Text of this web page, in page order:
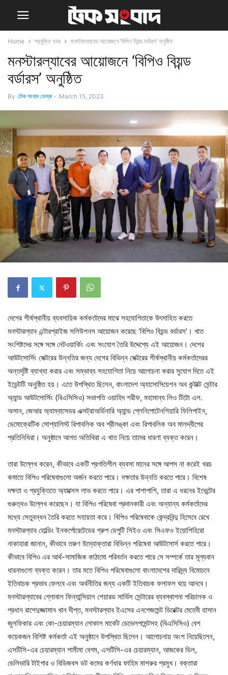
Home প্রযুক্তি খবর মনস্টারল্যাবের আয়োজনে ‘বিপিও বিয়ন্ড বর্ডারস’ অনুষ্ঠিত
মনস্টারল্যাবের আয়োজনে ‘বিপিও বিয়ন্ড
বর্ডারস’ অনুষ্ঠিত
By টেক সংবাদ ডেস্ক - March 15, 2023
দেশের শীর্ষস্থানীয় ব্যবসায়িক কর্মকর্তাদের মাঝে সহযোগিতাকে উৎসাহিত করতে
মনস্টারল্যাব এন্টারপ্রাইজ সলিউশনস আয়োজন করেছে ‘বিপিও বিয়ন্ড বর্ডারস’। খাত
সংশিষ্টদের সঙ্গে সঙ্গে নেটওয়ার্কিং এবং সংযোগ তৈরি উদ্দেশ্যে এই আয়োজন। দেশের
আউটসোর্সিং সেক্টরের উন্নতির জন্য দেশের বিভিন্ন সেক্টরের শীর্ষস্থানীয় কর্মকর্তাদেরর
অন্তর্দৃষ্টি ব্যাখ্যা করার এবং সম্ভাব্য সহযোগিতা নিয়ে আলোচনা করার সুযোগ দিতে এই
ইভেন্টটি অনুষ্ঠিত হয়। এতে উপস্থিত ছিলেন, বাংলাদেশ অ্যাসোসিয়েশন অব কন্টাক্ট সেন্টার
অ্যান্ড আউটসোর্সিং (বিএসিসিও) সভাপতি ওয়াহিদ শরীফ, মহামান্য লিও টিটো এল.
অসান, জেআর অ্যাম্বাসেডর এক্সট্রাঅর্ডিনারি অ্যান্ড প্লেনিপোটেনশিয়ারি ফিলিপাইন,
ডেমোক্রেটিক সোশ্যালিস্ট রিপাবলিক অব শ্রীলঙ্কা এবং রিপাবলিক অব মালদ্বীপের
প্রতিনিধিরা। অনুষ্ঠানে আগত অতিথিরা এ খাত নিয়ে তাদের ধারণা ব্যক্ত করেন।
তারা উল্লেখ করেন, কীভাবে একটি প্রগতিশীল ব্যবসা মানের সঙ্গে আপস না করেই খরচ
কমাতে বিপিও পরিষেবাগুলো অর্জন করতে পারে। দক্ষতার উন্নতি করতে পারে। বিশেষ
দক্ষতা ও প্রযুক্তিতে অ্যাক্সেস লাভ করতে পারে। এর পাশাপাশি, তারা এ ধরনের ইভেন্টের
গুরুত্বও উল্লেখ করেছেন। যা বিপিও পরিষেবা প্রদানকারী এবং অন্যান্য কর্মকর্তাদের
মধ্যে সেতুবন্ধন তৈরি করতে সহায়তা করে। বিপিও পরিষেবাকে কেন্দ্রবিন্দু হিসেবে রেখে
মনস্টারল্যাব হোল্ডিং ইনকর্পোরেটেডের গ্রুপ ডেপুটি সিইও এবং সিএফও ইয়োশিহিরো
নাকাহারা জানান, কীভাবে তরুণ উদ্যোক্তারা বিভিন্ন পরিষেবা আউটসোর্স করতে পারে।
কীভাবে বিপিও এর আর্থ-সামাজিক কাঠামো পরিবর্তন করতে পারে সে সম্পর্কে তার মূল্যবান
ধারনাগুলো ব্যক্ত করেন। তার মতে বিপিও পরিষেবাগুলো বাংলাদেশের দারিদ্র্য বিমোচনে
ইতিবাচক প্রভাব ফেলবে এবং অর্থনীতির জন্য একটি ইতিবাচক ফলাফল বয়ে আনবে।
মনস্টারল্যাবের গ্লোবাল ফিন্যান্সিয়াল শেয়ারড সার্ভিস সেন্টারের ব্যবস্থাপনা পরিচালক ও
প্রধান রাশেদুজ্জামান খান দীপ্ত, মনস্টারল্যাব ইএসের এনগেজমেন্ট ডিরেক্টর মেহেদী হাসান
জুলফিকার এবং কো-চেয়ারম্যান লোকাল মার্কেট ডেভেলপমেন্টসহ (বিএসিসিও) বেশ
কয়েকজন বিশিষ্ট কর্মকর্তা এই অনুষ্ঠানে উপস্থিত ছিলেন। আলোচনায় অংশ নিয়েছিলেন,
এসটিসি-এর চেয়ারম্যান শামীমা বেগম, এসটিসি-এর চেয়ারম্যান, আজকের ডিল,
ডেলিভারি টাইগার ও বিডিজবস ডট কমের কর্ণধার ফাহিম মাশরুর প্রমুখ। বক্তারা